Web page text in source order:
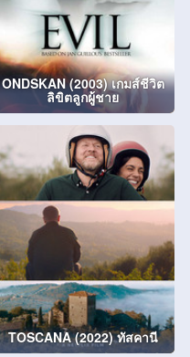
ONDSKAN (2003) เกมส์ชีวิต
ลิขิตลูกผู้ชาย
TOSCANA (2022) ทัสคานี